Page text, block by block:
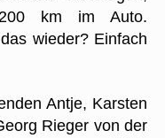
km im Auto.
wieder? Einfach
Antje, Karsten
Rieger von der